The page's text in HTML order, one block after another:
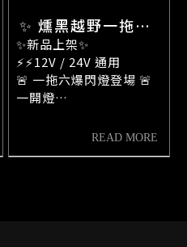
✨ 燻黑越野一拖六
中網燈✨
✨新品上架✨
⚡⚡12V / 24V 通用
🚨 一拖六爆閃燈登場 🚨
一開燈